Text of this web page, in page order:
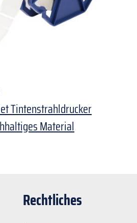
Tintenstrahldrucker
Material
Rechtliches